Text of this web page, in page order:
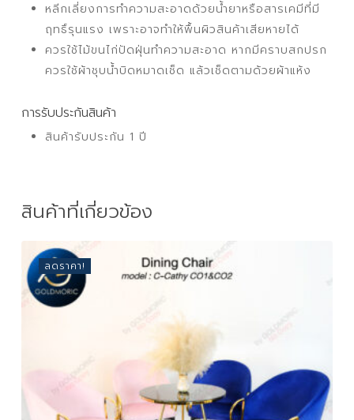
หลีกเลี่ยงการทำความสะอาดด้วยน้ำยาหรือสารเคมีที่มี
ฤทธิ์รุนแรง เพราะอาจทำให้พื้นผิวสินค้าเสียหายได้
ควรใช้ไม้ขนไก่ปัดฝุ่นทำความสะอาด หากมีคราบสกปรก
ควรใช้ผ้าชุบน้ำบิดหมาดเช็ด แล้วเช็ดตามด้วยผ้าแห้ง
การรับประกันสินค้า
สินค้ารับประกัน 1 ปี
สินค้าที่เกี่ยวข้อง
ลดราคา!